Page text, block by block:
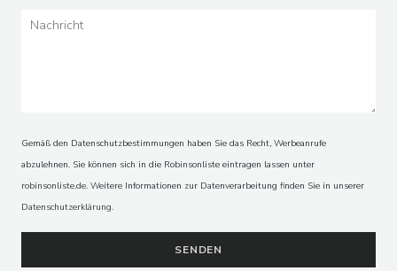
Gemäß den Datenschutzbestimmungen haben Sie das Recht, Werbeanrufe
abzulehnen. Sie können sich in die Robinsonliste eintragen lassen unter
robinsonliste.de. Weitere Informationen zur Datenverarbeitung finden Sie in unserer
Datenschutzerklärung.